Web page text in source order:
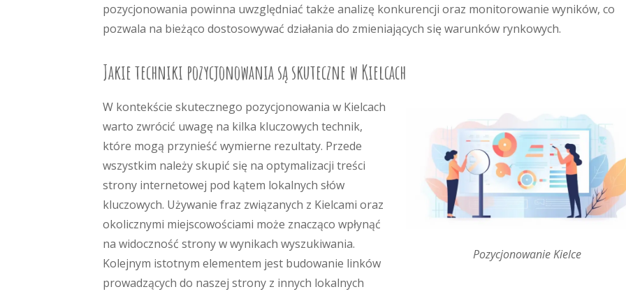
pozycjonowania powinna uwzględniać także analizę konkurencji oraz monitorowanie wyników, co
pozwala na bieżąco dostosowywać działania do zmieniających się warunków rynkowych.
Jakie techniki pozycjonowania są skuteczne w Kielcach
Pozycjonowanie Kielce
W kontekście skutecznego pozycjonowania w Kielcach
warto zwrócić uwagę na kilka kluczowych technik,
które mogą przynieść wymierne rezultaty. Przede
wszystkim należy skupić się na optymalizacji treści
strony internetowej pod kątem lokalnych słów
kluczowych. Używanie fraz związanych z Kielcami oraz
okolicznymi miejscowościami może znacząco wpłynąć
na widoczność strony w wynikach wyszukiwania.
Kolejnym istotnym elementem jest budowanie linków
prowadzących do naszej strony z innych lokalnych